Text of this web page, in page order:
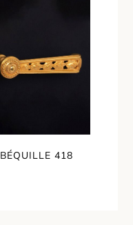
BÉQUILLE 418